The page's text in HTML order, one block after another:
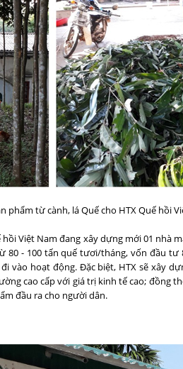
phẩm từ cành, lá Quế cho HTX Quế hồi
Việt Nam đang xây dựng mới 01 nhà
80 - 100 tấn quế tươi/tháng, vốn đầu
vào hoạt động. Đặc biệt, HTX sẽ xây
cao cấp với giá trị kinh tế cao; đồng
đầu ra cho người dân.